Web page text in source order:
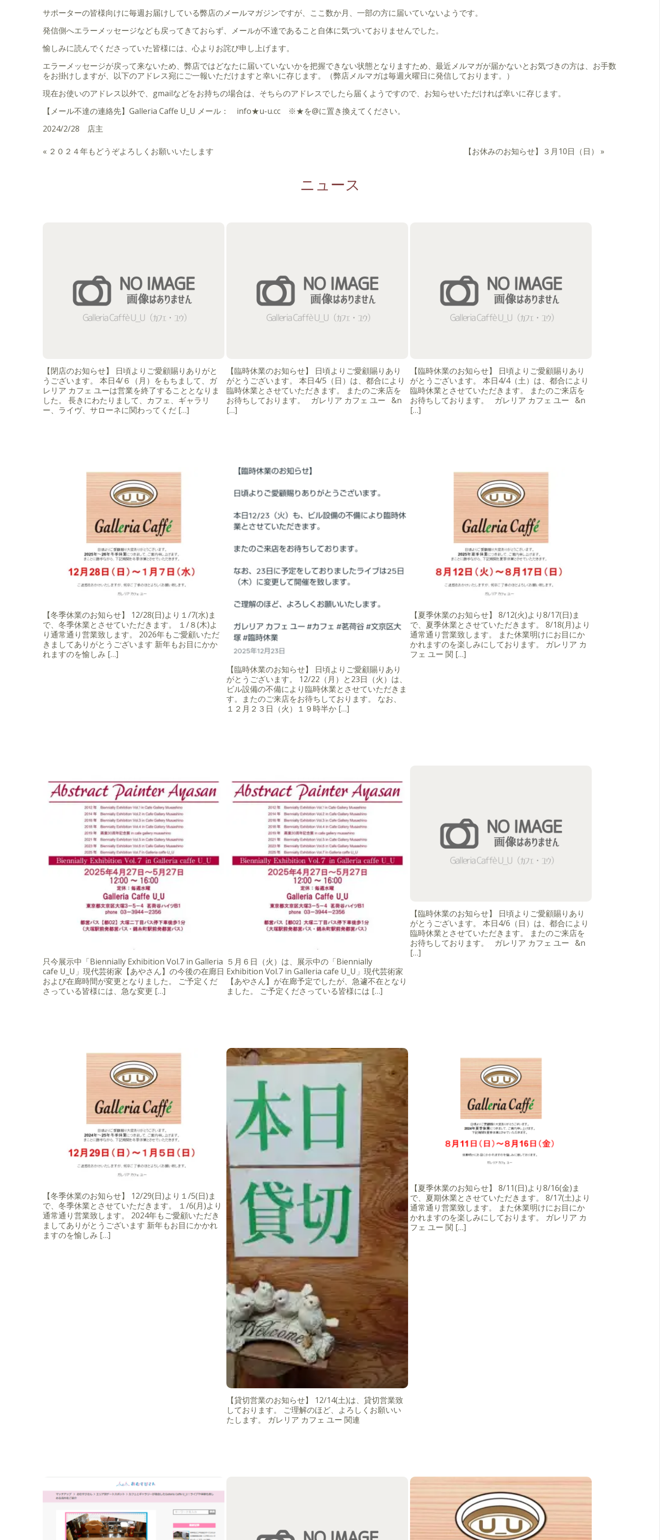
サポーターの皆様向けに毎週お届けしている弊店のメールマガジンですが、ここ数か月、一部の方に届いていないようです。
発信側へエラーメッセージなども戻ってきておらず、メールが不達であること自体に気づいておりませんでした。
愉しみに読んでくださっていた皆様には、心よりお詫び申し上げます。
エラーメッセージが戻って来ないため、弊店ではどなたに届いていないかを把握できない状態となりますため、最近メルマガが届かないとお気づきの方は、お手数
をお掛けしますが、以下のアドレス宛にご一報いただけますと幸いに存じます。（弊店メルマガは毎週火曜日に発信しております。）
現在お使いのアドレス以外で、gmailなどをお持ちの場合は、そちらのアドレスでしたら届くようですので、お知らせいただければ幸いに存じます。
【メール不達の連絡先】Galleria Caffe U_U メール： info★u-u.cc ※★を@に置き換えてください。
2024/2/28 店主
« ２０２４年もどうぞよろしくお願いいたします 【お休みのお知らせ】３月10日（日） »
ニュース
【閉店のお知らせ】 日頃よりご愛顧賜りありがと
うございます。 本日4/６（月）をもちまして、ガ
レリア カフェ ユーは営業を終了することとなりま
した。 長きにわたりまして、カフェ、ギャラリ
ー、ライヴ、サローネに関わってくだ […]
【臨時休業のお知らせ】 日頃よりご愛顧賜りあり
がとうございます。 本日4/5（日）は、都合により
臨時休業とさせていただきます。 またのご来店を
お待ちしております。 ガレリア カフェ ユー &n
[…]
【臨時休業のお知らせ】 日頃よりご愛顧賜りあり
がとうございます。 本日4/4（土）は、都合により
臨時休業とさせていただきます。 またのご来店を
お待ちしております。 ガレリア カフェ ユー &n
[…]
【冬季休業のお知らせ】 12/28(日)より１/7(水)ま
で、冬季休業とさせていただきます。 １/８(木)よ
り通常通り営業致します。 2026年もご愛顧いただ
きましてありがとうございます 新年もお目にかか
れますのを愉しみ […]
【臨時休業のお知らせ】 日頃よりご愛顧賜りあり
がとうございます。 12/22（月）と23日（火）は、
ビル設備の不備により臨時休業とさせていただきま
す。またのご来店をお待ちしております。 なお、
１２月２３日（火）１９時半か […]
【夏季休業のお知らせ】 8/12(火)より8/17(日)ま
で、夏季休業とさせていただきます。 8/18(月)より
通常通り営業致します。 また休業明けにお目にか
かれますのを楽しみにしております。 ガレリア カ
フェ ユー 関 […]
只今展示中「Biennially Exhibition Vol.7 in Galleria
cafe U_U」現代芸術家【あやさん】の今後の在廊日
および在廊時間が変更となりました。 ご予定くだ
さっている皆様には、急な変更 […]
５月６日（火）は、展示中の「Biennially
Exhibition Vol.7 in Galleria cafe U_U」現代芸術家
【あやさん】が在廊予定でしたが、急遽不在となり
ました。 ご予定くださっている皆様には […]
【臨時休業のお知らせ】 日頃よりご愛顧賜りあり
がとうございます。 本日4/6（日）は、都合により
臨時休業とさせていただきます。 またのご来店を
お待ちしております。 ガレリア カフェ ユー &n
[…]
【冬季休業のお知らせ】 12/29(日)より１/5(日)ま
で、冬季休業とさせていただきます。 １/6(月)より
通常通り営業致します。 2024年もご愛顧いただき
ましてありがとうございます 新年もお目にかかれ
ますのを愉しみ […]
【貸切営業のお知らせ】 12/14(土)は、貸切営業致
しております。 ご理解のほど、よろしくお願いい
たします。 ガレリア カフェ ユー 関連
【夏季休業のお知らせ】 8/11(日)より8/16(金)ま
で、夏期休業とさせていただきます。 8/17(土)より
通常通り営業致します。 また休業明けにお目にか
かれますのを楽しみにしております。 ガレリア カ
フェ ユー 関 […]